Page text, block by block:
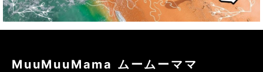
MuuMuuMama ムームーママ